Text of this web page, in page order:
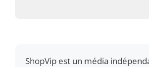
ShopVip est un média